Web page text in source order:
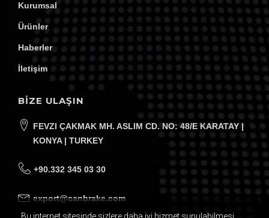
Kurumsal
Ürünler
Haberler
İletişim
BİZE ULAŞIN
FEVZI ÇAKMAK MH. ASLIM CD. NO: 48/E KARATAY |
KONYA | TURKEY
+90.332 345 03 30
export@canbrake.com